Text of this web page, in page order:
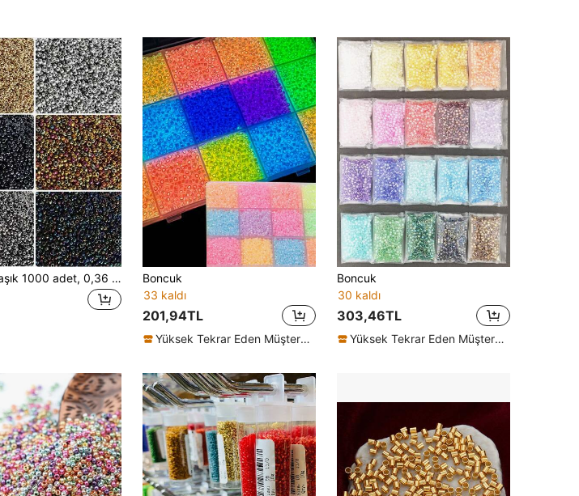
10 g/Yaklaşık 1000 adet, 0,36 oz, 2 mm, Düzgün Vintage Tarzı Elektroliz Kaplama Boncuklar, Kendin Yap Takı Yapımı ve Nakış El Sanatları İçin Uygundur
Boncuk
33 kaldı
201,94TL
Yüksek Tekrar Eden Müşteriler
Boncuk
30 kaldı
303,46TL
Yüksek Tekrar Eden Müşteriler